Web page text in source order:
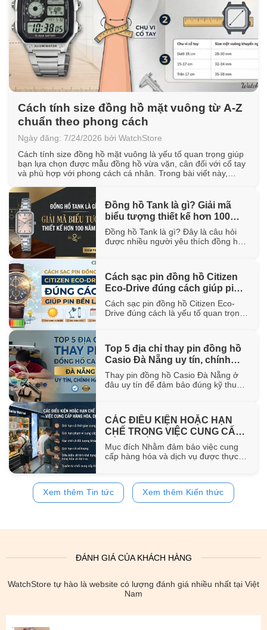
Cách tính size đồng hồ mặt vuông từ A-Z
chuẩn theo phong cách
Ngày đăng: 7/24/2026 bởi WatchStore
Cách tính size đồng hồ mặt vuông là yếu tố quan trọng giúp
bạn lựa chọn được mẫu đồng hồ vừa vặn, cân đối với cổ tay
và phù hợp với phong cách cá nhân. Trong bài viết này,
thước mặt vuông [...]
Đồng hồ Tank là gì? Giải mã
biểu tượng thiết kế hơn 100
năm tuổi
Đồng hồ Tank là gì? Đây là câu hỏi
được nhiều người yêu thích đồng hồ
Trong bài viết này, WatchStore sẽ
giúp bạn khám phá nguồn gốc ra đời,
đặc điểm [...]
Cách sạc pin đồng hồ Citizen
Eco-Drive đúng cách giúp pin
bền lâu
Cách sạc pin đồng hồ Citizen Eco-
Drive đúng cách là yếu tố quan trọng
WatchStore sẽ hướng dẫn chi tiết các
phương pháp sạc bằng ánh sáng mặt
trời, ánh [...]
Top 5 địa chỉ thay pin đồng hồ
Casio Đà Nẵng uy tín, chính
hãng
Thay pin đồng hồ Casio Đà Nẵng ở
đâu uy tín để đảm bảo đúng kỹ thuật
thay pin Casio đáng tin cậy tại Đà
Nẵng, đồng thời chia sẻ quy trình
thay pin và bảng giá tham [...]
CÁC ĐIỀU KIỆN HOẶC HẠN
CHẾ TRONG VIỆC CUNG CẤP
HÀNG HÓA, DỊCH VỤ
Mục đích Nhằm đảm bảo việc cung
cấp hàng hóa và dịch vụ được thực
khách hàng, website
https://www.watchstore.vn công bố
các điều kiện và giới hạn áp dụng đối
Xem thêm Tin tức Xem thêm Kiến thức
ĐÁNH GIÁ CỦA KHÁCH HÀNG
WatchStore tự hào là website có lượng đánh giá nhiều nhất tại Việt
Nam